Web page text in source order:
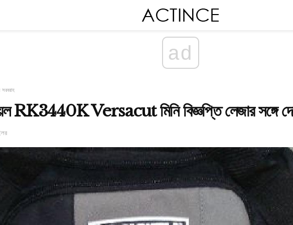
ad
সরবরাহ
RK3440K Versacut মিনি বিজ্ঞপ্তি লেজার সঙ্গে